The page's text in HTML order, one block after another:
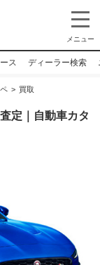
メニュー
ス ディーラー検索
買取
定｜自動車カタ